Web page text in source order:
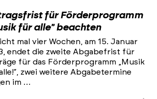
für Förderprogramm
für alle" beachten
mal vier Wochen, am 15. Januar
endet die zweite Abgabefrist für
für das Förderprogramm „Musik
zwei weitere Abgabetermine
im …